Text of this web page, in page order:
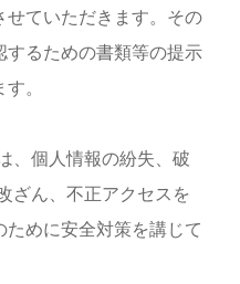
せていただきます。その
るための書類等の提示
。
、個人情報の紛失、破
ざん、不正アクセスを
めに安全対策を講じて